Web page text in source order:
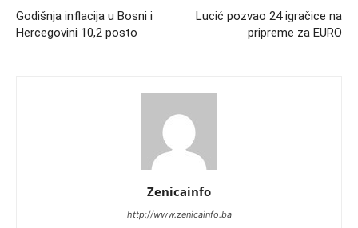
Godišnja inflacija u Bosni i
Hercegovini 10,2 posto
Lucić pozvao 24 igračice na
pripreme za EURO
Zenicainfo
http://www.zenicainfo.ba